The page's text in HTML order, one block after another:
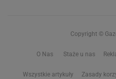
Copyright ©
O Nas Staże u nas
Wszystkie artykuły Zasady